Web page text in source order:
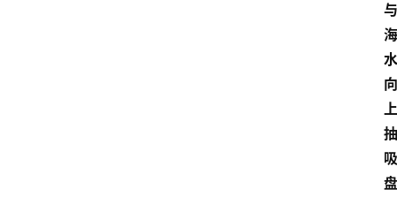
与
海
水
向
上
抽
吸
盘